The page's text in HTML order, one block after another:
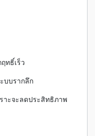
ทธิ์เร็ว
บบรากลึก
าะจะลดประสิทธิภาพ